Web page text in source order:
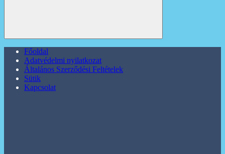
Főoldal
Adatvédelmi nyilatkozat
Általános Szerződési Feltételek
Sütik
Kapcsolat